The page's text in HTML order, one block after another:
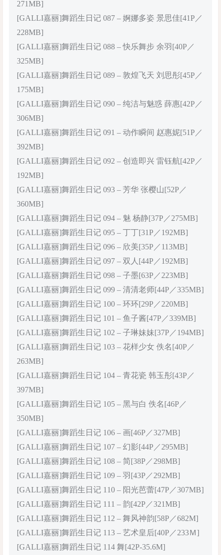
271MB]
[GALLI嘉丽]舞蹈生日记 087 – 婀娜多姿 景思佳[41P／
228MB]
[GALLI嘉丽]舞蹈生日记 088 – 快乐舞步 余羽[40P／
325MB]
[GALLI嘉丽]舞蹈生日记 089 – 敦煌飞天 刘思彤[45P／
175MB]
[GALLI嘉丽]舞蹈生日记 090 – 纯洁与魅惑 薛惠[42P／
306MB]
[GALLI嘉丽]舞蹈生日记 091 – 动作瞬间 赵惠妮[51P／
392MB]
[GALLI嘉丽]舞蹈生日记 092 – 创造即兴 雷钰航[42P／
192MB]
[GALLI嘉丽]舞蹈生日记 093 – 芳华 张樱山[52P／
360MB]
[GALLI嘉丽]舞蹈生日记 094 – 魅 杨静[37P／275MB]
[GALLI嘉丽]舞蹈生日记 095 – 丁丁[31P／192MB]
[GALLI嘉丽]舞蹈生日记 096 – 欣美[35P／113MB]
[GALLI嘉丽]舞蹈生日记 097 – 双人[44P／192MB]
[GALLI嘉丽]舞蹈生日记 098 – 子墨[63P／223MB]
[GALLI嘉丽]舞蹈生日记 099 – 清清老师[44P／335MB]
[GALLI嘉丽]舞蹈生日记 100 – 环环[29P／220MB]
[GALLI嘉丽]舞蹈生日记 101 – 鱼子酱[47P／339MB]
[GALLI嘉丽]舞蹈生日记 102 – 子琳妹妹[37P／194MB]
[GALLI嘉丽]舞蹈生日记 103 – 花样少女 佚名[40P／
263MB]
[GALLI嘉丽]舞蹈生日记 104 – 青花瓷 韩玉彤[43P／
397MB]
[GALLI嘉丽]舞蹈生日记 105 – 黑与白 佚名[46P／
350MB]
[GALLI嘉丽]舞蹈生日记 106 – 画[46P／327MB]
[GALLI嘉丽]舞蹈生日记 107 – 幻影[44P／295MB]
[GALLI嘉丽]舞蹈生日记 108 – 简[38P／298MB]
[GALLI嘉丽]舞蹈生日记 109 – 羽[43P／292MB]
[GALLI嘉丽]舞蹈生日记 110 – 阳光芭蕾[47P／307MB]
[GALLI嘉丽]舞蹈生日记 111 – 韵[42P／321MB]
[GALLI嘉丽]舞蹈生日记 112 – 舞风神韵[58P／682M]
[GALLI嘉丽]舞蹈生日记 113 – 艺术皇后[40P／233Ｍ]
[GALLI嘉丽]舞蹈生日记 114 舞[42P-35.6M]